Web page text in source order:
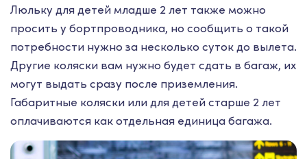
Люльку для детей младше 2 лет также можно
просить у бортпроводника, но сообщить о такой
потребности нужно за несколько суток до вылета.
Другие коляски вам нужно будет сдать в багаж, их
могут выдать сразу после приземления.
Габаритные коляски или для детей старше 2 лет
оплачиваются как отдельная единица багажа.